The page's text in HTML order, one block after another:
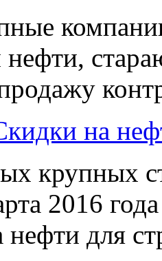
нефти,
на
крупных
2016
нефти для